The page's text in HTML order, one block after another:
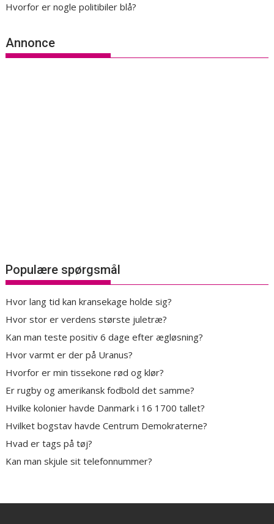
Hvorfor er nogle politibiler blå?
Annonce
Populære spørgsmål
Hvor lang tid kan kransekage holde sig?
Hvor stor er verdens største juletræ?
Kan man teste positiv 6 dage efter ægløsning?
Hvor varmt er der på Uranus?
Hvorfor er min tissekone rød og klør?
Er rugby og amerikansk fodbold det samme?
Hvilke kolonier havde Danmark i 16 1700 tallet?
Hvilket bogstav havde Centrum Demokraterne?
Hvad er tags på tøj?
Kan man skjule sit telefonnummer?